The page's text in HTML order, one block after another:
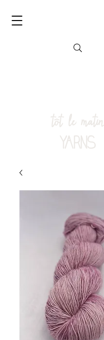
tôt le matin
YARNS